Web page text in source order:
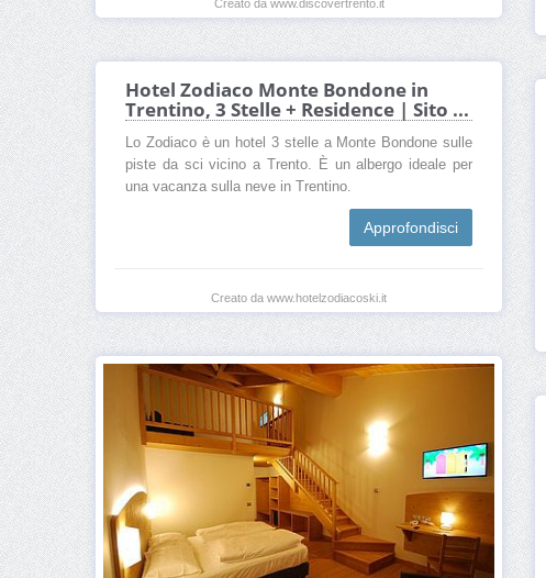
Creato da www.discovertrento.it
Hotel Zodiaco Monte Bondone in
Trentino, 3 Stelle + Residence | Sito ...
Lo Zodiaco è un hotel 3 stelle a Monte Bondone sulle
piste da sci vicino a Trento. È un albergo ideale per
una vacanza sulla neve in Trentino.
Approfondisci
Creato da www.hotelzodiacoski.it